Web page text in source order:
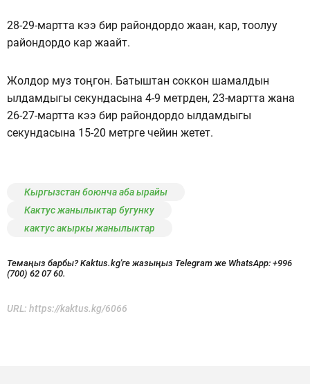
28-29-мартта кээ бир райондордо жаан, кар, тоолуу
райондордо кар жаайт.
Жолдор муз тоңгон. Батыштан соккон шамалдын
ылдамдыгы секундасына 4-9 метрден, 23-мартта жана
26-27-мартта кээ бир райондордо ылдамдыгы
секундасына 15-20 метрге чейин жетет.
Кыргызстан боюнча аба ырайы
Кактус жанылыктар бугунку
кактус акыркы жанылыктар
Темаңыз барбы? Kaktus.kg'ге жазыңыз Telegram же WhatsApp: +996
(700) 62 07 60.
URL: https://kaktus.kg/6066